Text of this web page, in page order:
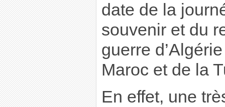
date de la
souvenir et du
guerre
Maroc et de la
En effet, une